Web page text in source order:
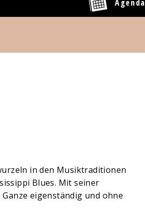
Agenda
in den Musiktraditionen
Blues. Mit seiner
eigenständig und ohne